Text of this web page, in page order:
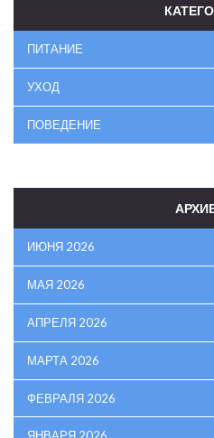
ПИТАНИЕ
УХОД
ПОВЕДЕНИЕ
ИЮНЯ 2026
МАЯ 2026
АПРЕЛЯ 2026
МАРТА 2026
ФЕВРАЛЯ 2026